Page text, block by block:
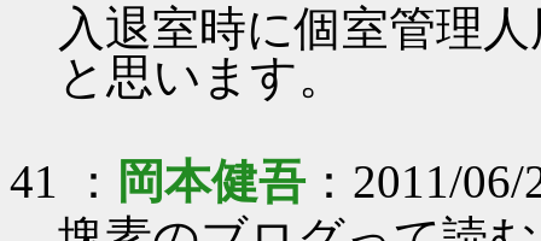
入退室時に個室管理
と思います。
41 ： 岡本健吾：2011/06/